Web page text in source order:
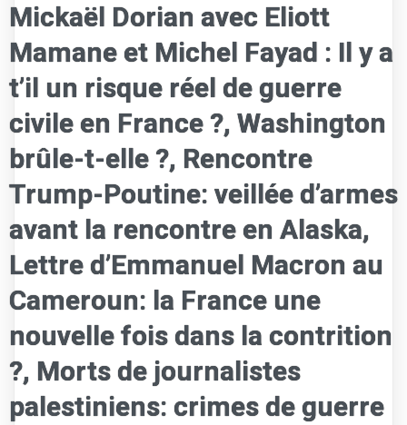
Mickaël Dorian avec Eliott
Mamane et Michel Fayad : Il y a
t’il un risque réel de guerre
civile en France ?, Washington
brûle-t-elle ?, Rencontre
Trump-Poutine: veillée d’armes
avant la rencontre en Alaska,
Lettre d’Emmanuel Macron au
Cameroun: la France une
nouvelle fois dans la contrition
?, Morts de journalistes
palestiniens: crimes de guerre